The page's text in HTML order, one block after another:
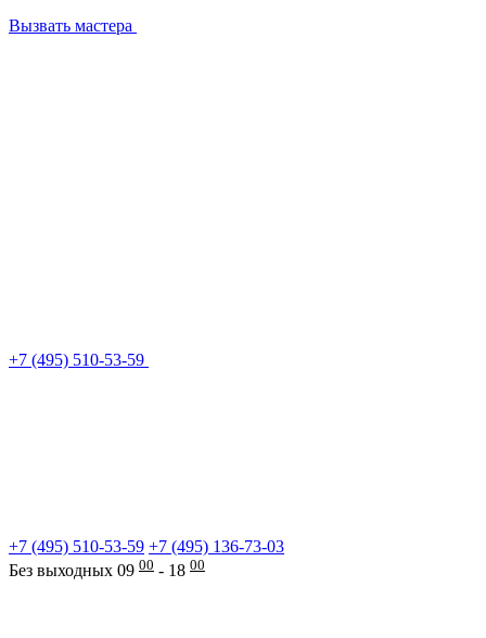
Вызвать мастера
+7 (495) 510-53-59
+7 (495) 510-53-59 +7 (495) 136-73-03
Без выходных 09 00 - 18 00